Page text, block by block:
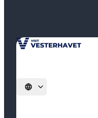
Vælg sprog